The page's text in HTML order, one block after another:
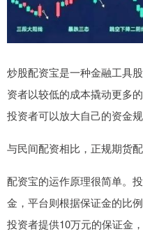
炒股配资宝是一种金融工具
资者以较低的成本撬动更多
投资者可以放大自己的资金
与民间配资相比，正规期货
配资宝的运作原理很简单。
金，平台则根据保证金的比
投资者提供10万元的保证金